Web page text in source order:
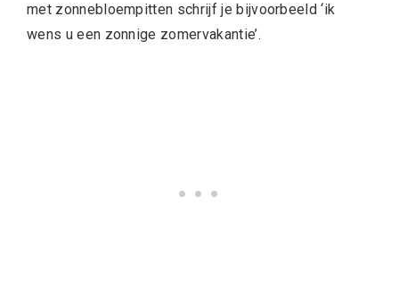
met zonnebloempitten schrijf je bijvoorbeeld ‘ik
wens u een zonnige zomervakantie’.